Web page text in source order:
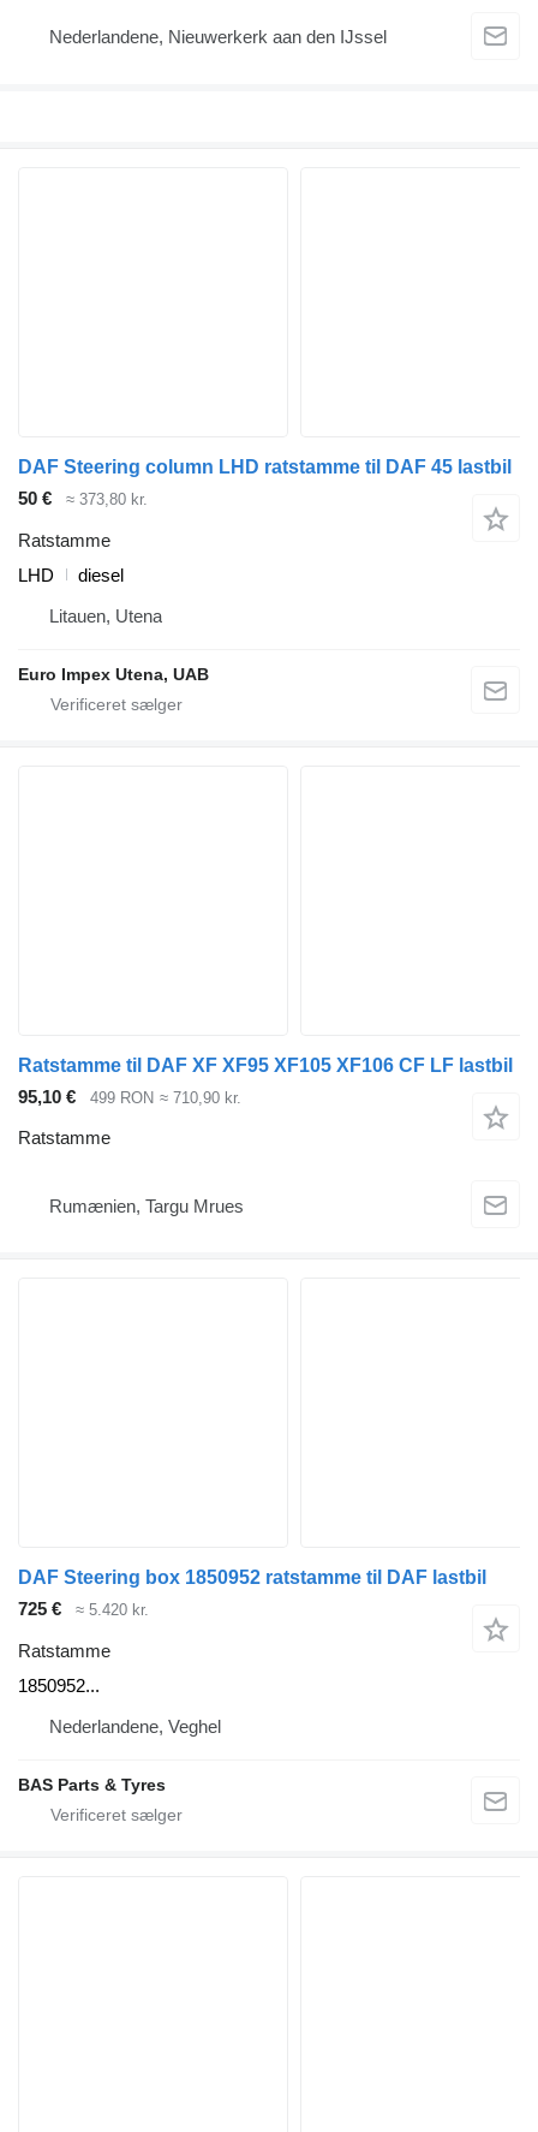
Nederlandene, Nieuwerkerk aan den IJssel
DAF Steering column LHD ratstamme til DAF 45 lastbil
50 €
≈ 373,80 kr.
Ratstamme
LHD
diesel
Litauen, Utena
Euro Impex Utena, UAB
Ratstamme til DAF XF XF95 XF105 XF106 CF LF lastbil
95,10 €
499 RON ≈ 710,90 kr.
Ratstamme
Rumænien, Targu Mrues
DAF Steering box 1850952 ratstamme til DAF lastbil
725 €
≈ 5.420 kr.
Ratstamme
1850952...
Nederlandene, Veghel
BAS Parts & Tyres